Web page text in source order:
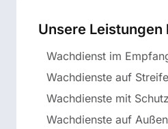
Unsere
Wachdienst im
Wachdienste auf
Wachdienste mit
Wachdienste auf